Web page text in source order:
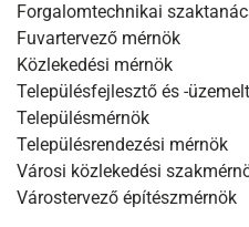
Forgalomtechnikai
Fuvartervező mérnök
Közlekedési mérnök
Településfejlesztő és -
Településmérnök
Településrendezési mérnök
Városi közlekedési
Várostervező építészmérnök